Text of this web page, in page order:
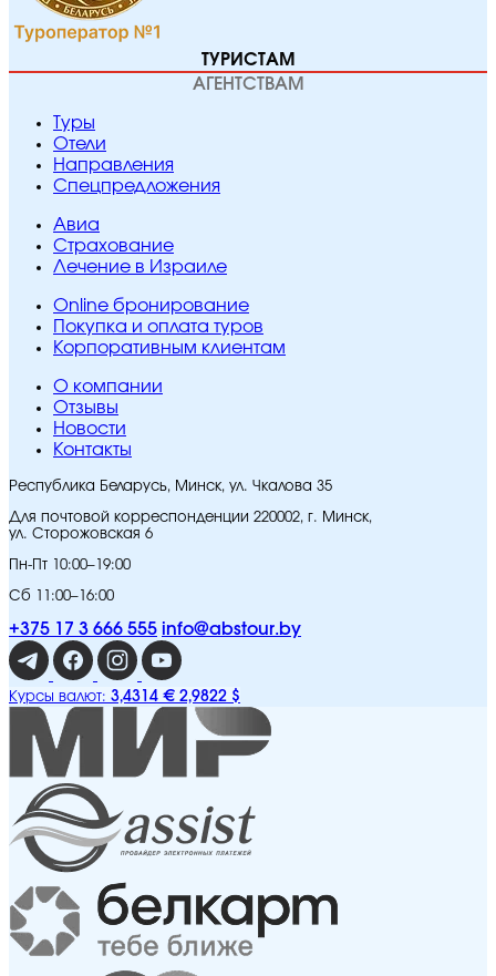
ТУРИСТАМ
АГЕНТСТВАМ
Туры
Отели
Направления
Спецпредложения
Авиа
Страхование
Лечение в Израиле
Online бронирование
Покупка и оплата туров
Корпоративным клиентам
O компании
Отзывы
Новости
Контакты
Республика Беларусь, Минск, ул. Чкалова 35
Для почтовой корреспонденции 220002, г. Минск,
ул. Сторожовская 6
Пн-Пт 10:00–19:00
Сб 11:00–16:00
+375 17 3 666 555 info@abstour.by
Курсы валют: 3,4314 € 2,9822 $